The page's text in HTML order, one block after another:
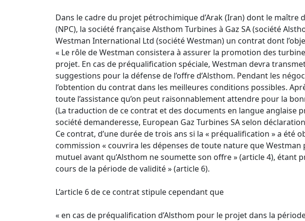
Dans le cadre du projet pétrochimique d’Arak (Iran) dont le
(NPC), la société française Alsthom Turbines à Gaz SA (société
Westman International Ltd (société Westman) un contrat dont
« Le rôle de Westman consistera à assurer la promotion des
projet. En cas de préqualification spéciale, Westman devra
suggestions pour la défense de l’offre d’Alsthom. Pendant les
l’obtention du contrat dans les meilleures conditions possibles.
toute l’assistance qu’on peut raisonnablement attendre pour la
(La traduction de ce contrat et des documents en langue anglaise
société demanderesse, European Gaz Turbines SA selon
Ce contrat, d’une durée de trois ans si la « préqualification » a été
commission « couvrira les dépenses de toute nature que
mutuel avant qu’Alsthom ne soumette son offre » (article 4), étant
cours de la période de validité » (article 6).
L’article 6 de ce contrat stipule cependant que
« en cas de préqualification d’Alsthom pour le projet dans la